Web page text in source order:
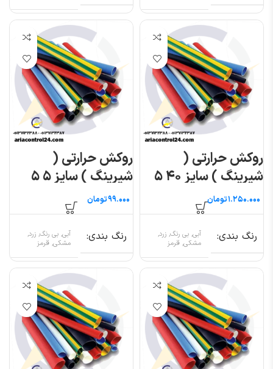
روکش حرارتی (
شیرینگ ) سایز ۴۰ ۵
متری تومان
رنگ بندی
آبی, بی رنگ, زرد,
مشکی, قرمز
روکش حرارتی (
شیرینگ ) سایز ۵ ۵
متریتومان
رنگ بندی
آبی, بی رنگ, زرد,
مشکی, قرمز